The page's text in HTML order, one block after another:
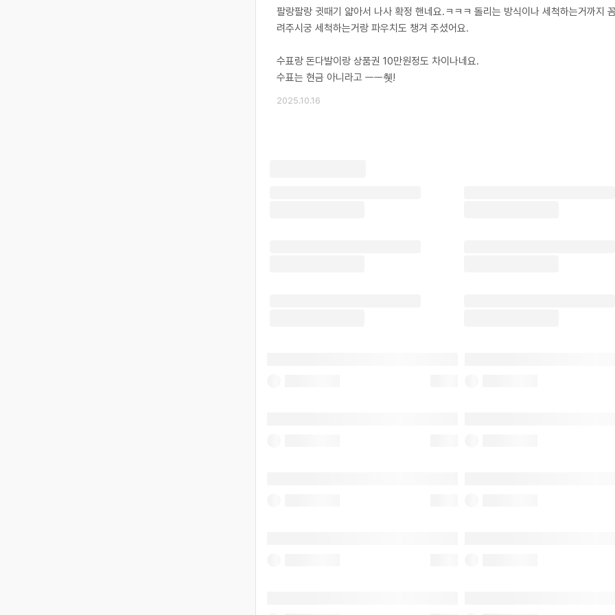
팔랑팔랑 귓때기 얇아서 나사 확정 핸네요.ㅋㅋㅋ 돌리는 방식이나 세척하는거까지
려주시궁 세척하는거랑 파우치도 챙겨 주셨어요.
수표랑 돈다발이랑 상품권 10만원정도 차이나네요.
수표는 현금 아니라고 ㅡㅡ췟!
2025.10.16